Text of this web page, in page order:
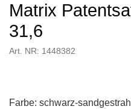
Matrix
31,6
Art. NR: 1448382
Farbe: schwarz-